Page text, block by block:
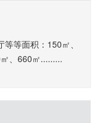
等面积：150㎡、
、660㎡.........